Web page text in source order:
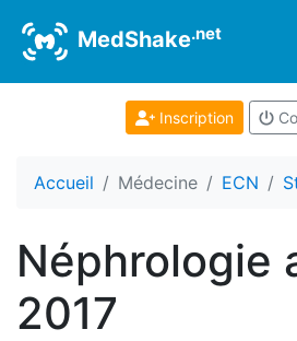
MedShake.net
Inscription
Accueil Médecine ECN
Néphrologie
2017